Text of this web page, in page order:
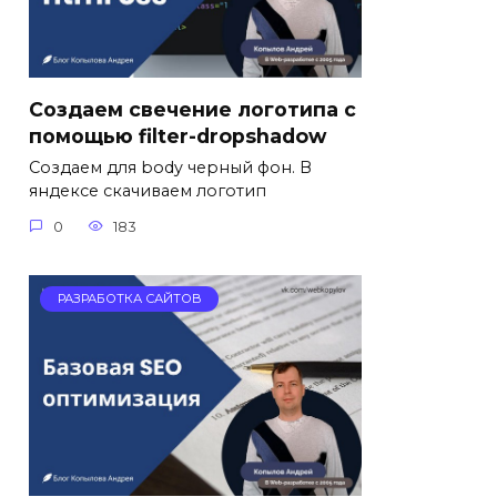
Создаем свечение логотипа с
помощью filter-dropshadow
Создаем для body черный фон. В
яндексе скачиваем логотип
0 183
РАЗРАБОТКА САЙТОВ